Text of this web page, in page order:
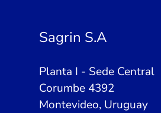
Sagrin S.A
Planta I - Sede Central
Corumbe 4392
Montevideo, Uruguay